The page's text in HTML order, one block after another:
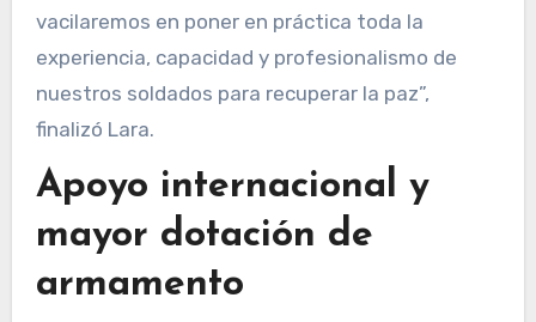
vacilaremos en poner en práctica toda la
experiencia, capacidad y profesionalismo de
nuestros soldados para recuperar la paz”,
finalizó Lara.
Apoyo internacional y
mayor dotación de
armamento